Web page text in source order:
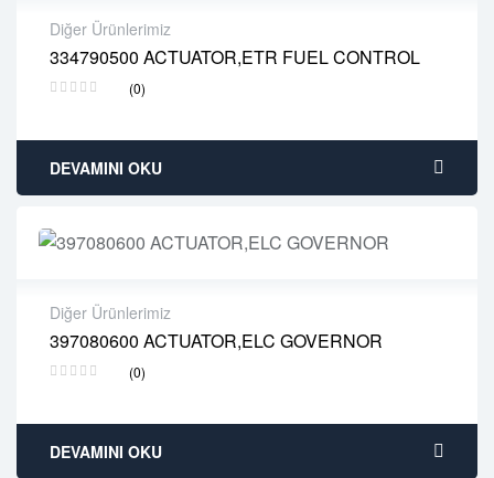
Diğer Ürünlerimiz
334790500 ACTUATOR,ETR FUEL CONTROL
(0)
2 years warranty
Delivery time: 1-2 business days
DEVAMINI OKU
Diğer Ürünlerimiz
397080600 ACTUATOR,ELC GOVERNOR
(0)
2 years warranty
Delivery time: 1-2 business days
DEVAMINI OKU